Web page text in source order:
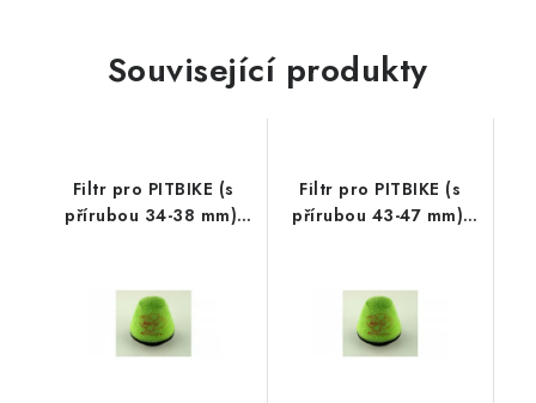
Související produkty
Filtr pro PITBIKE (s
přírubou 34-38 mm),
Filtr pro PITBIKE (s
přírubou 43-47 mm),